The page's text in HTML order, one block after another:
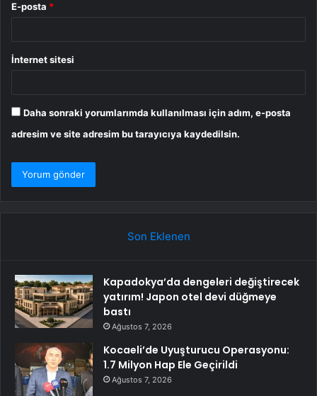
E-posta *
İnternet sitesi
Daha sonraki yorumlarımda kullanılması için adım, e-posta
adresim ve site adresim bu tarayıcıya kaydedilsin.
Son Eklenen
Kapadokya’da dengeleri değiştirecek
yatırım! Japon otel devi düğmeye
bastı
Ağustos 7, 2026
Kocaeli’de Uyuşturucu Operasyonu:
1.7 Milyon Hap Ele Geçirildi
Ağustos 7, 2026